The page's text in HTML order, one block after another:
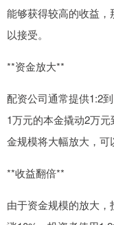
能够获得较高的收益
以接受。
**资金放大**
配资公司通常提供1:2
1万元的本金撬动2万
金规模将大幅放大，可
**收益翻倍**
由于资金规模的放大